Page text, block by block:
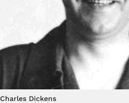
Charles Dickens